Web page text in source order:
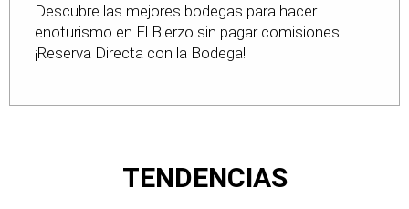
bodegas-en-leon
Descubre las mejores bodegas para hacer
enoturismo en El Bierzo sin pagar comisiones.
¡Reserva Directa con la Bodega!
TENDENCIAS